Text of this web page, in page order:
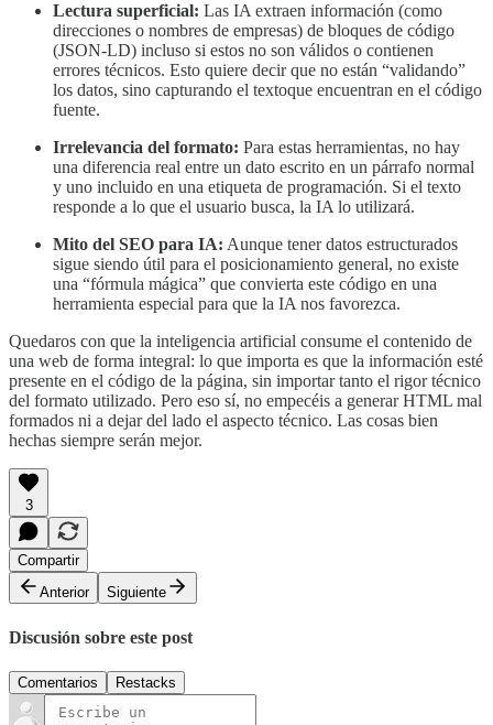
Lectura superficial: Las IA extraen información (como
direcciones o nombres de empresas) de bloques de código
(JSON-LD) incluso si estos no son válidos o contienen
errores técnicos. Esto quiere decir que no están “validando”
los datos, sino capturando el textoque encuentran en el código
fuente.
Irrelevancia del formato: Para estas herramientas, no hay
una diferencia real entre un dato escrito en un párrafo normal
y uno incluido en una etiqueta de programación. Si el texto
responde a lo que el usuario busca, la IA lo utilizará.
Mito del SEO para IA: Aunque tener datos estructurados
sigue siendo útil para el posicionamiento general, no existe
una “fórmula mágica” que convierta este código en una
herramienta especial para que la IA nos favorezca.
Quedaros con que la inteligencia artificial consume el contenido de
una web de forma integral: lo que importa es que la información esté
presente en el código de la página, sin importar tanto el rigor técnico
del formato utilizado. Pero eso sí, no empecéis a generar HTML mal
formados ni a dejar del lado el aspecto técnico. Las cosas bien
hechas siempre serán mejor.
3
Compartir
Anterior
Siguiente
Discusión sobre este post
Comentarios Restacks